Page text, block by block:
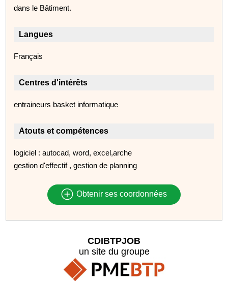
dans le Bâtiment.
Langues
Français
Centres d'intérêts
entraineurs basket informatique
Atouts et compétences
logiciel : autocad, word, excel,arche
gestion d'effectif , gestion de planning
Obtenir ses coordonnées
CDIBTPJOB
un site du groupe